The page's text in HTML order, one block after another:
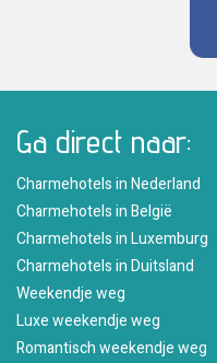
Ga direct naar:
Charmehotels in Nederland
Charmehotels in België
Charmehotels in Luxemburg
Charmehotels in Duitsland
Weekendje weg
Luxe weekendje weg
Romantisch weekendje weg